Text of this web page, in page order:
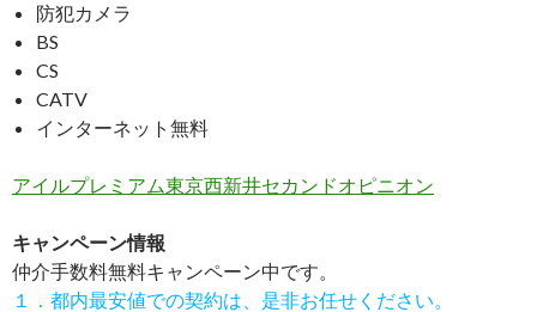
防犯カメラ
BS
CS
CATV
インターネット無料
アイルプレミアム東京西新井セカンドオピニオン
キャンペーン情報
仲介手数料無料キャンペーン中です。
１．都内最安値での契約は、是非お任せください。